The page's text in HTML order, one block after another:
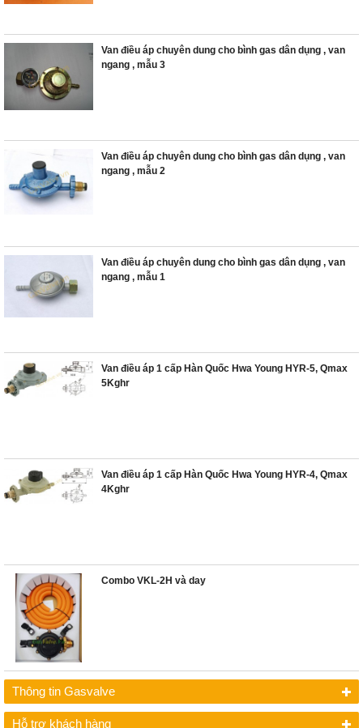
Van điều áp chuyên dung cho bình gas dân dụng , van
ngang , mẫu 3
Van điều áp chuyên dung cho bình gas dân dụng , van
ngang , mẫu 2
Van điều áp chuyên dung cho bình gas dân dụng , van
ngang , mẫu 1
Van điều áp 1 cấp Hàn Quốc Hwa Young HYR-5, Qmax
5Kghr
Van điều áp 1 cấp Hàn Quốc Hwa Young HYR-4, Qmax
4Kghr
Combo VKL-2H và day
Thông tin Gasvalve
Hỗ trợ khách hàng